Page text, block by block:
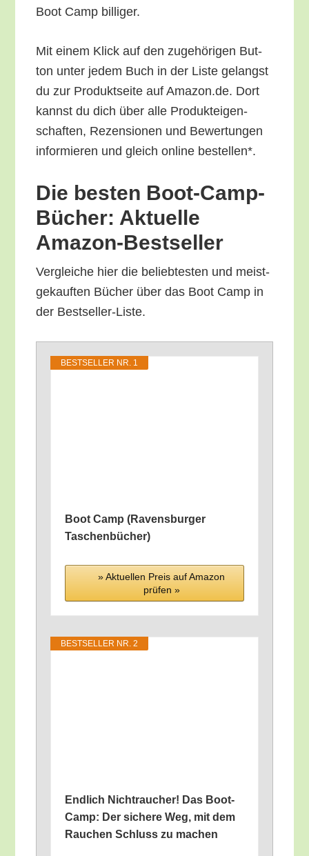
Boot Camp billiger.
Mit einem Klick auf den zuge­hö­ri­gen But­
ton unter jedem Buch in der Lis­te gelangst
du zur Pro­dukt­sei­te auf Amazon.de. Dort
kannst du dich über alle Pro­duk­tei­gen­
schaf­ten, Rezen­sio­nen und Bewer­tun­gen
infor­mie­ren und gleich online bestellen*.
Die bes­ten Boot-Camp-
Bücher: Aktu­el­le
Amazon-Bestseller
Ver­glei­che hier die belieb­tes­ten und meist­
ge­kauf­ten Bücher über das Boot Camp in
der Bestseller-Liste.
BEST­SEL­LER NR. 1
Boot Camp (Ravens­bur­ger
Taschenbücher)
» Aktu­el­len Preis auf Ama­zon
prü­fen »
BEST­SEL­LER NR. 2
End­lich Nicht­rau­cher! Das Boot-
Camp: Der siche­re Weg, mit dem
Rau­chen Schluss zu machen